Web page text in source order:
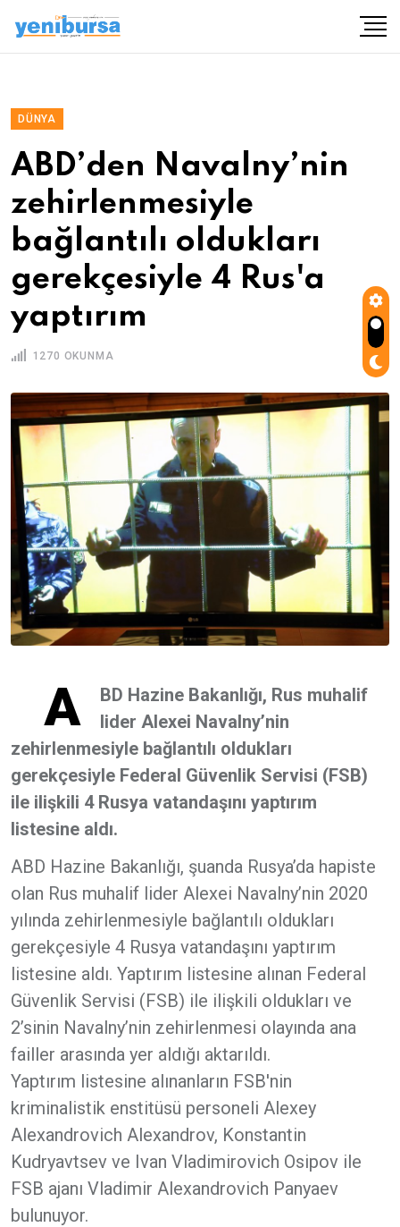
DÜNYA
ABD’den Navalny’nin
zehirlenmesiyle
bağlantılı oldukları
gerekçesiyle 4 Rus'a
yaptırım
1270 OKUNMA
A
BD Hazine Bakanlığı, Rus muhalif
lider Alexei Navalny’nin
zehirlenmesiyle bağlantılı oldukları
gerekçesiyle Federal Güvenlik Servisi (FSB)
ile ilişkili 4 Rusya vatandaşını yaptırım
listesine aldı.
ABD Hazine Bakanlığı, şuanda Rusya’da hapiste
olan Rus muhalif lider Alexei Navalny’nin 2020
yılında zehirlenmesiyle bağlantılı oldukları
gerekçesiyle 4 Rusya vatandaşını yaptırım
listesine aldı. Yaptırım listesine alınan Federal
Güvenlik Servisi (FSB) ile ilişkili oldukları ve
2’sinin Navalny’nin zehirlenmesi olayında ana
failler arasında yer aldığı aktarıldı.
Yaptırım listesine alınanların FSB'nin
kriminalistik enstitüsü personeli Alexey
Alexandrovich Alexandrov, Konstantin
Kudryavtsev ve Ivan Vladimirovich Osipov ile
FSB ajanı Vladimir Alexandrovich Panyaev
bulunuyor.